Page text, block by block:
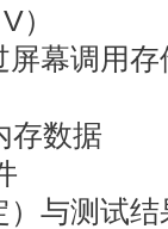
）
幕调用
存数据
与测试